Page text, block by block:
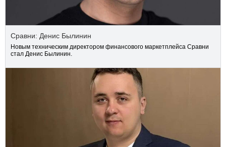
Сравни: Денис Былинин
Новым техническим директором финансового маркетплейса Сравни
стал Денис Былинин.